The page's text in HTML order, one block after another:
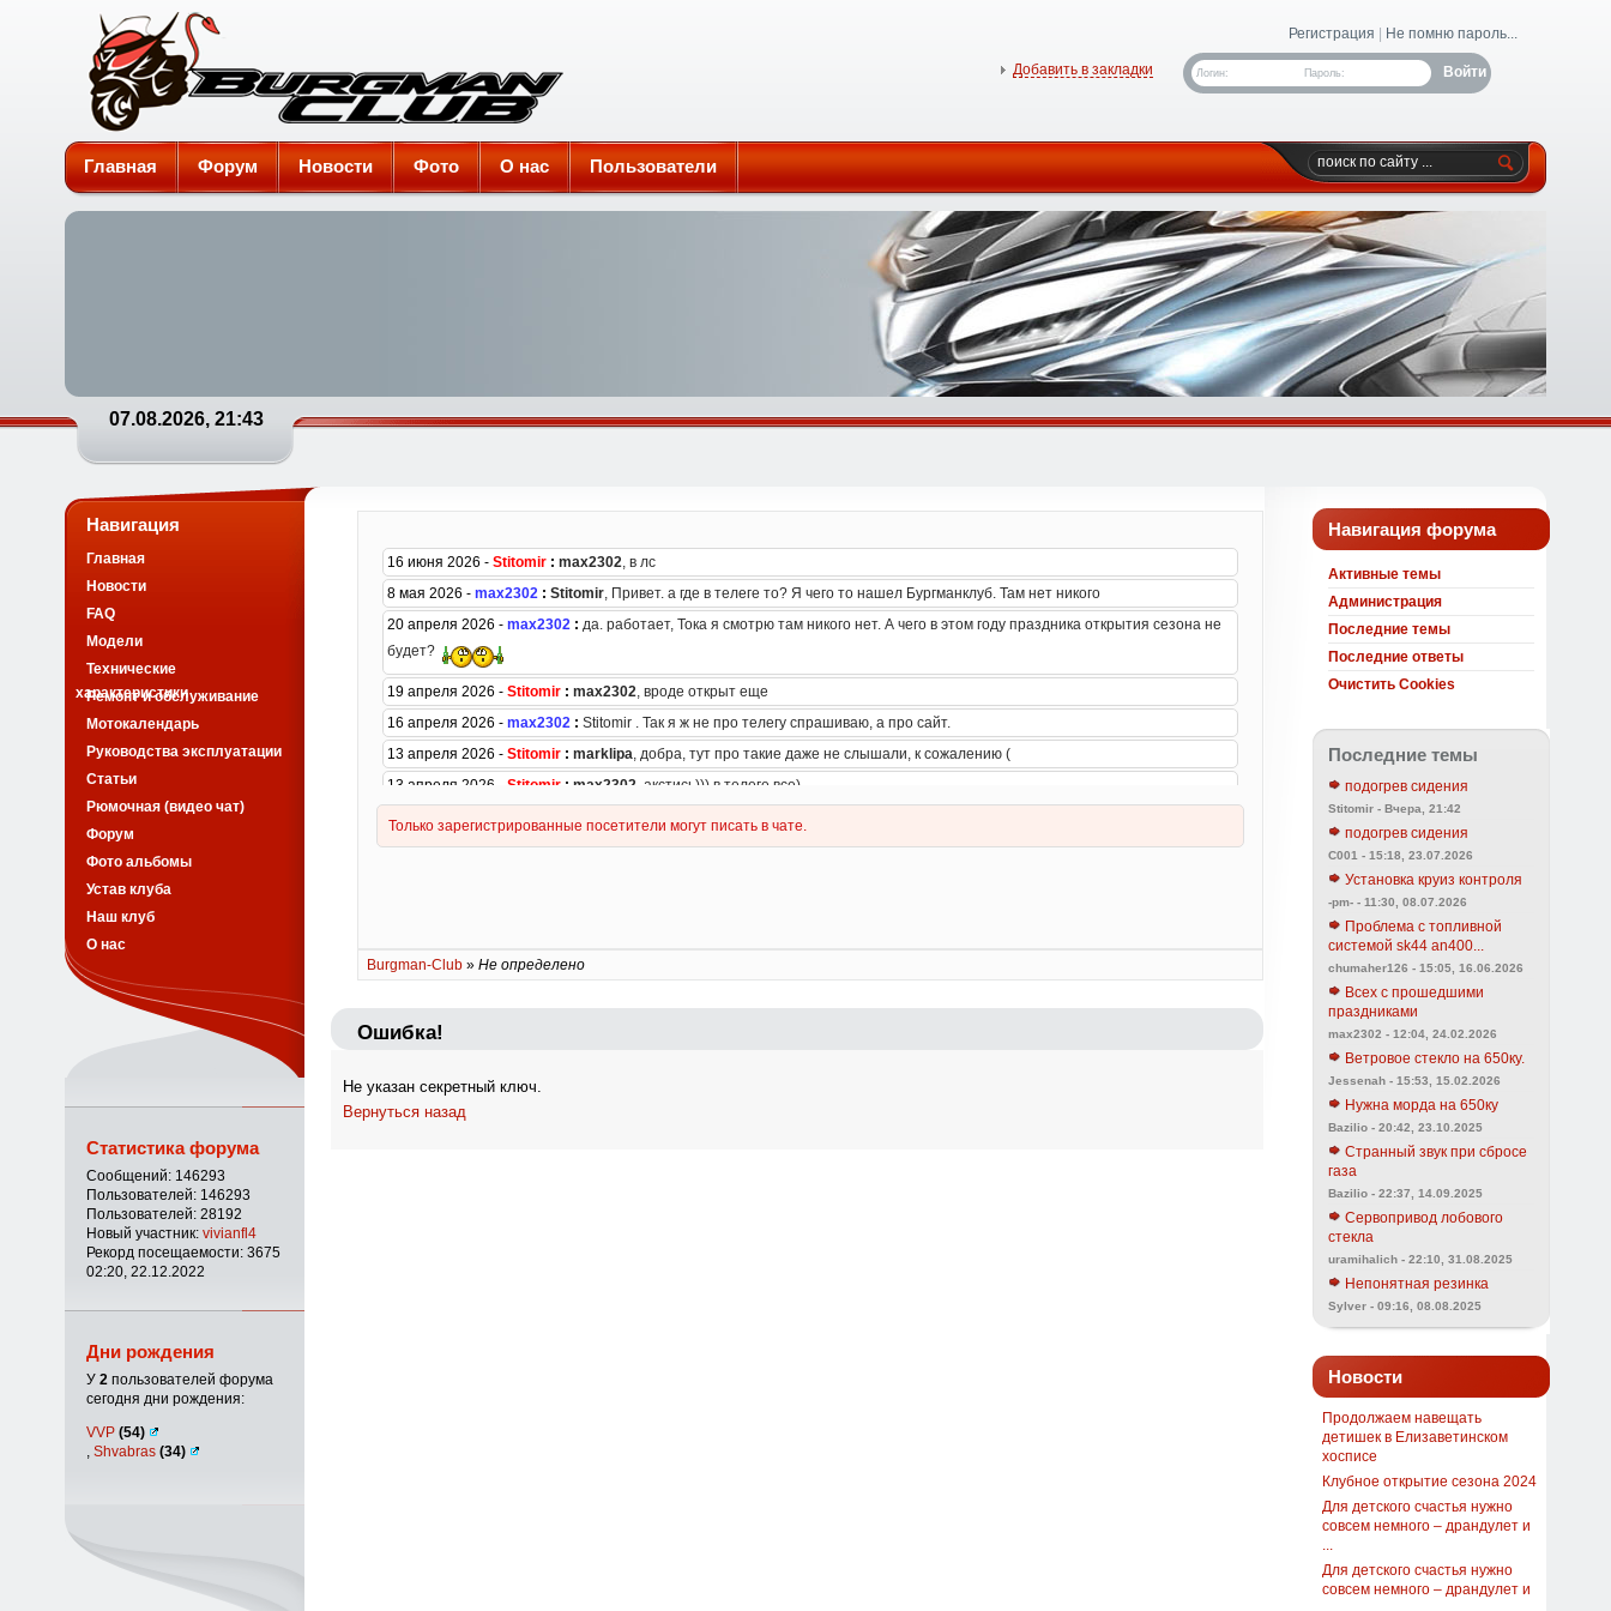
Burgman-Club
Регистрация Не помню пароль...
Логин: Пароль:
Добавить в закладки
Главная Форум Новости Фото О нас Пользователи
07.08.2026, 21:43
Burgman-Club» Не определено
Ошибка!
Не указан секретный ключ.
Вернуться назад
Навигация форума
Активные темы
Администрация
Последние темы
Последние ответы
Очистить Cookies
Последние темы
подогрев сидения
Stitomir - Вчера, 21:42
подогрев сидения
C001 - 15:18, 23.07.2026
Установка круиз контроля
-pm- - 11:30, 08.07.2026
Проблема с топливной
системой sk44 an400...
chumaher126 - 15:05, 16.06.2026
Всех с прошедшими
праздниками
max2302 - 12:04, 24.02.2026
Ветровое стекло на 650ку.
Jessenah - 15:53, 15.02.2026
Нужна морда на 650ку
Bazilio - 20:42, 23.10.2025
Странный звук при сбросе
газа
Bazilio - 22:37, 14.09.2025
Сервопривод лобового
стекла
uramihalich - 22:10, 31.08.2025
Непонятная резинка
Sylver - 09:16, 08.08.2025
Новости
Продолжаем навещать
детишек в Елизаветинском
хосписе
Клубное открытие сезона 2024
Для детского счастья нужно
совсем немного – драндулет и
Для детского счастья нужно
совсем немного – драндулет и
Навигация
Главная
Новости
FAQ
Модели
Технические
характеристики
Ремонт и обслуживание
Мотокалендарь
Руководства эксплуатации
Статьи
Рюмочная (видео чат)
Форум
Фото альбомы
Устав клуба
Наш клуб
О нас
Статистика форума
Сообщений: 146293
Пользователей: 146293
Пользователей: 28192
Новый участник: vivianfl4
Рекорд посещаемости: 3675
02:20, 22.12.2022
Дни рождения
У 2пользователей форума
сегодня дни рождения:
VVP (54)
Shvabras (34)